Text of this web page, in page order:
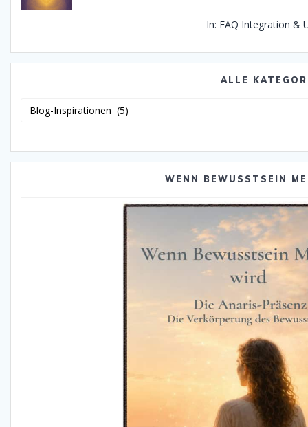
In: FAQ Integration &
ALLE
WENN BEWUSSTSEIN